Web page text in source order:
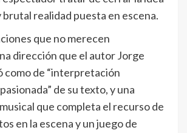
brutal realidad puesta en escena.
que no merecen
dirección que el autor Jorge
como de “interpretación
de su texto, y una
que completa el recurso de
en la escena y un juego de